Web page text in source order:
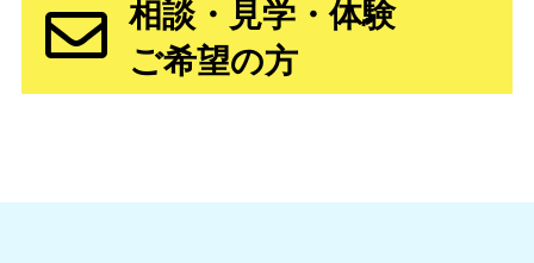
相談・見学・体験
ご希望の方